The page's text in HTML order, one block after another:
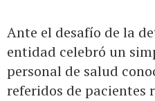
Ante el desafío de la
entidad celebró un
personal de salud
referidos de pacientes